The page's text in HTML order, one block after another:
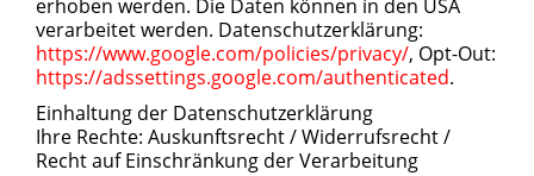
erhoben werden. Die Daten können in den USA
verarbeitet werden. Datenschutzerklärung:
https://www.google.com/policies/privacy/, Opt-Out:
https://adssettings.google.com/authenticated.
Einhaltung der Datenschutzerklärung
Ihre Rechte: Auskunftsrecht / Widerrufsrecht /
Recht auf Einschränkung der Verarbeitung